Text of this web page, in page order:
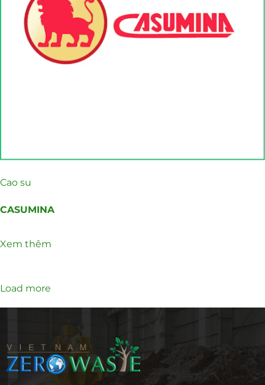
Cao su
CASUMINA
Xem thêm
Load more